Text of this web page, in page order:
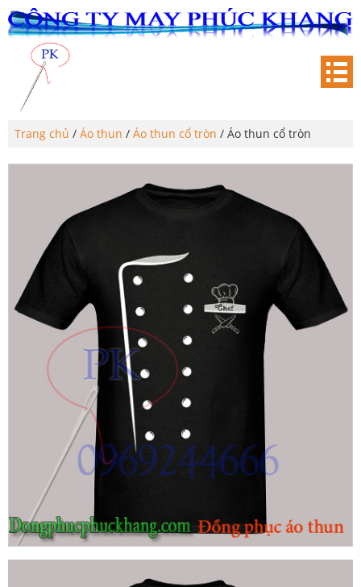
Trang chủ / Áo thun / Áo thun cổ tròn / Áo thun cổ tròn